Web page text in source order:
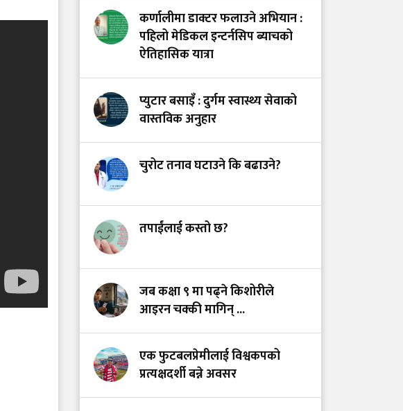
देशको, सम्मान कहिले?
हामी भवन बनाउँदैछौँ कि
स्वास्थ्य प्रणाली?
सुरक्षित अस्पताल:
कडा परिमार्जनको
अपरिहार्यता
डाँडापारिको स्वास्थ्य:
भूगोल, समुदाय र
जनस्वास्थ्यबीचको सम्बन्ध
कर्णालीमा डाक्टर फलाउने अभियान :
पहिलो मेडिकल इन्टर्नसिप ब्याचको
ऐतिहासिक यात्रा
प्युटार बसाइँ : दुर्गम स्वास्थ्य सेवाको
वास्तविक अनुहार
चुरोट तनाव घटाउने कि बढाउने?
तपाईंलाई कस्तो छ?
जब कक्षा ९ मा पढ्ने किशोरीले
आइरन चक्की मागिन् ...
एक फुटबलप्रेमीलाई विश्वकपको
प्रत्यक्षदर्शी बन्ने अवसर